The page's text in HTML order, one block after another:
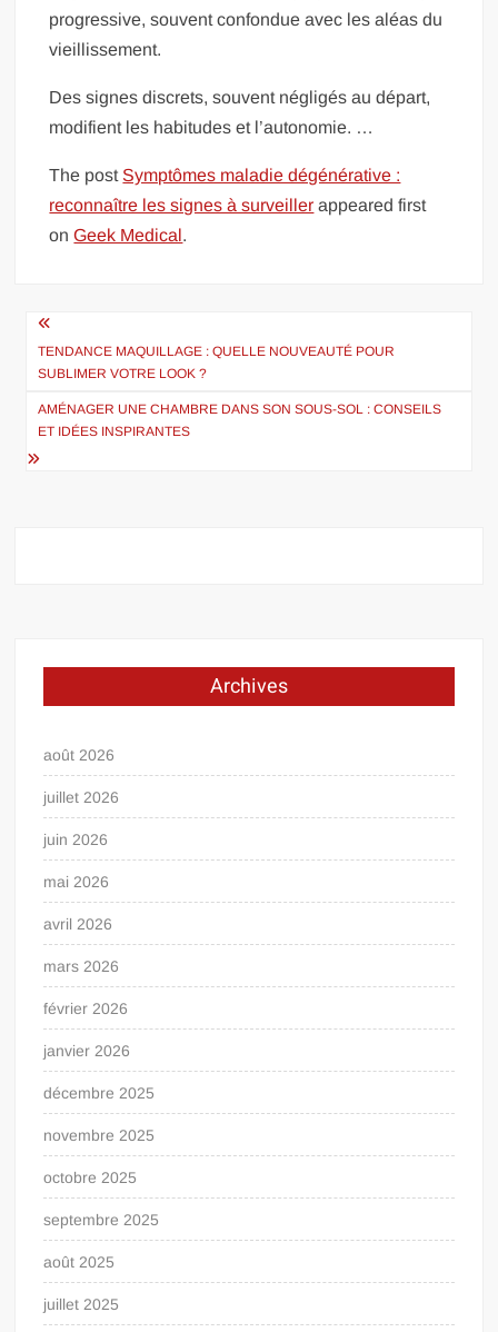
progressive, souvent confondue avec les aléas du
vieillissement.
Des signes discrets, souvent négligés au départ,
modifient les habitudes et l’autonomie. …
The post Symptômes maladie dégénérative :
reconnaître les signes à surveiller appeared first
onGeek Medical.
Navigation
de
l’article
TENDANCE MAQUILLAGE : QUELLE NOUVEAUTÉ POUR
SUBLIMER VOTRE LOOK ?
AMÉNAGER UNE CHAMBRE DANS SON SOUS-SOL : CONSEILS
ET IDÉES INSPIRANTES
Archives
août 2026
juillet 2026
juin 2026
mai 2026
avril 2026
mars 2026
février 2026
janvier 2026
décembre 2025
novembre 2025
octobre 2025
septembre 2025
août 2025
juillet 2025